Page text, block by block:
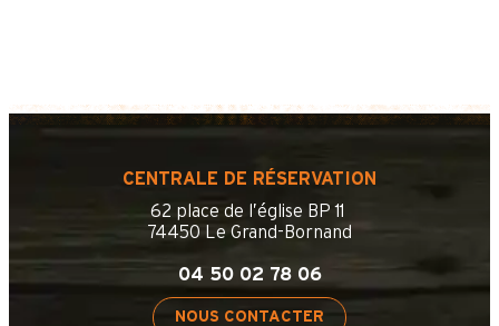
CENTRALE DE RÉSERVATION
62 place de l’église BP 11
74450 Le Grand-Bornand
04 50 02 78 06
NOUS CONTACTER